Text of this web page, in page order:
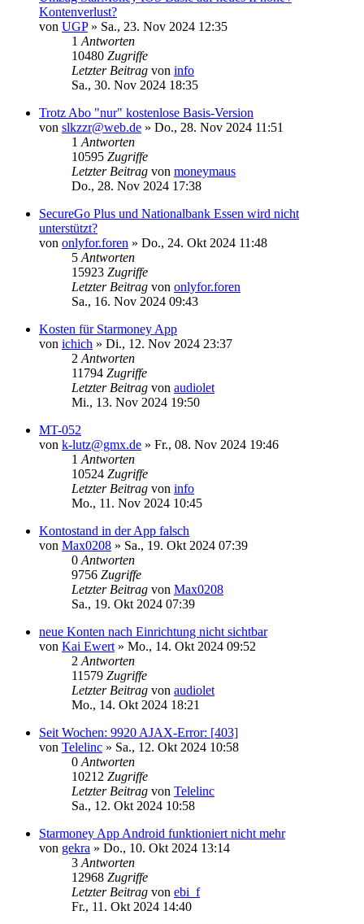
Kontenverlust?
von UGP» Sa., 23. Nov 2024 12:35
1 Antworten
10480 Zugriffe
Letzter Beitrag von info
Sa., 30. Nov 2024 18:35
Trotz Abo "nur" kostenlose Basis-Version
von slkzzr@web.de » Do., 28. Nov 2024 11:51
1 Antworten
10595 Zugriffe
Letzter Beitrag von moneymaus
Do., 28. Nov 2024 17:38
SecureGo Plus und Nationalbank Essen wird nicht
unterstützt?
von onlyfor.foren » Do., 24. Okt 2024 11:48
5 Antworten
15923 Zugriffe
Letzter Beitrag von onlyfor.foren
Sa., 16. Nov 2024 09:43
Kosten für Starmoney App
von ichich » Di., 12. Nov 2024 23:37
2 Antworten
11794 Zugriffe
Letzter Beitrag von audiolet
Mi., 13. Nov 2024 19:50
MT-052
von k-lutz@gmx.de » Fr., 08. Nov 2024 19:46
1 Antworten
10524 Zugriffe
Letzter Beitrag von info
Mo., 11. Nov 2024 10:45
Kontostand in der App falsch
von Max0208 » Sa., 19. Okt 2024 07:39
0 Antworten
9756 Zugriffe
Letzter Beitrag von Max0208
Sa., 19. Okt 2024 07:39
neue Konten nach Einrichtung nicht sichtbar
von Kai Ewert » Mo., 14. Okt 2024 09:52
2 Antworten
11579 Zugriffe
Letzter Beitrag von audiolet
Mo., 14. Okt 2024 18:21
Seit Wochen: 9920 AJAX-Error: [403]
von Telelinc » Sa., 12. Okt 2024 10:58
0 Antworten
10212 Zugriffe
Letzter Beitrag von Telelinc
Sa., 12. Okt 2024 10:58
Starmoney App Android funktioniert nicht mehr
von gekra » Do., 10. Okt 2024 13:14
3 Antworten
12968 Zugriffe
Letzter Beitrag von ebi_f
Fr., 11. Okt 2024 14:40